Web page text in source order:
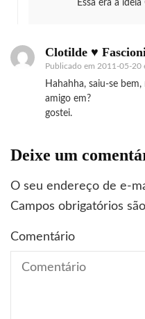
Essa era a ideia
Clotilde ♥
Publicado em 2011-05-20
Hahahha, saiu-se
amigo em?
gostei.
Deixe um
O seu endereço de e-
Campos obrigatórios
Comentário